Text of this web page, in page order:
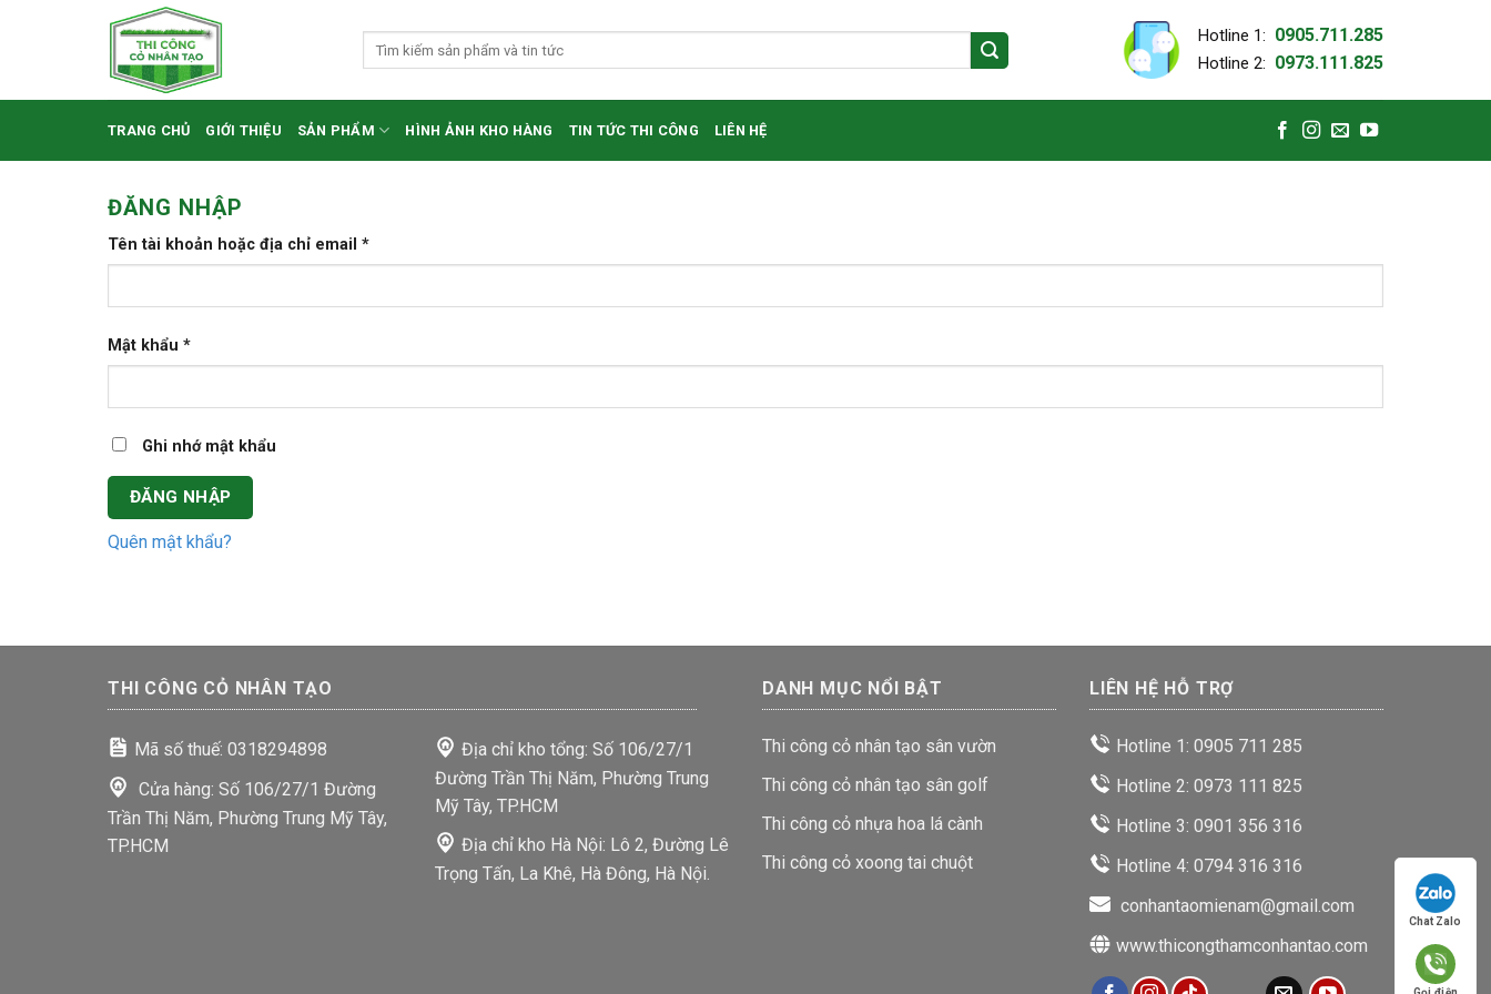
Hotline 1: 0905.711.285
Hotline 2: 0973.111.825
TRANG CHỦ GIỚI THIỆU SẢN PHẨM HÌNH ẢNH KHO HÀNG TIN TỨC THI CÔNG LIÊN HỆ
ĐĂNG NHẬP
Tên tài khoản hoặc địa chỉ email *
Mật khẩu *
Ghi nhớ mật khẩu
ĐĂNG NHẬP
Quên mật khẩu?
THI CÔNG CỎ NHÂN TẠO
Mã số thuế: 0318294898
Cửa hàng: Số 106/27/1 Đường
Trần Thị Năm, Phường Trung Mỹ Tây,
TP.HCM
Địa chỉ kho tổng: Số 106/27/1
Đường Trần Thị Năm, Phường Trung
Mỹ Tây, TP.HCM
Địa chỉ kho Hà Nội: Lô 2, Đường Lê
Trọng Tấn, La Khê, Hà Đông, Hà Nội.
DANH MỤC NỔI BẬT
Thi công cỏ nhân tạo sân vườn
Thi công cỏ nhân tạo sân golf
Thi công cỏ nhựa hoa lá cành
Thi công cỏ xoong tai chuột
LIÊN HỆ HỖ TRỢ
Hotline 1: 0905 711 285
Hotline 2: 0973 111 825
Hotline 3: 0901 356 316
Hotline 4: 0794 316 316
conhantaomienam@gmail.com
www.thicongthamconhantao.com
Chat Zalo